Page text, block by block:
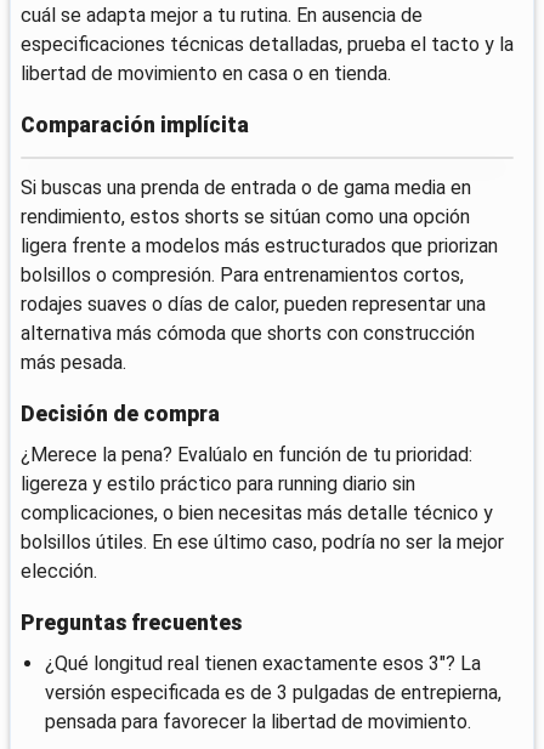
cuál se adapta mejor a tu rutina. En ausencia de
especificaciones técnicas detalladas, prueba el tacto y la
libertad de movimiento en casa o en tienda.
Comparación implícita
Si buscas una prenda de entrada o de gama media en
rendimiento, estos shorts se sitúan como una opción
ligera frente a modelos más estructurados que priorizan
bolsillos o compresión. Para entrenamientos cortos,
rodajes suaves o días de calor, pueden representar una
alternativa más cómoda que shorts con construcción
más pesada.
Decisión de compra
¿Merece la pena? Evalúalo en función de tu prioridad:
ligereza y estilo práctico para running diario sin
complicaciones, o bien necesitas más detalle técnico y
bolsillos útiles. En ese último caso, podría no ser la mejor
elección.
Preguntas frecuentes
¿Qué longitud real tienen exactamente esos 3"? La
versión especificada es de 3 pulgadas de entrepierna,
pensada para favorecer la libertad de movimiento.